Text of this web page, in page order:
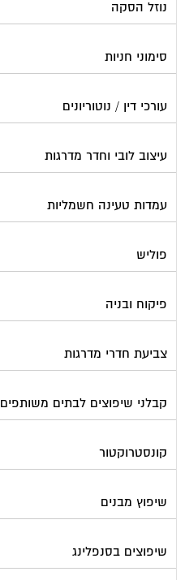
נוזל הסקה
סימוני חניות
עורכי דין / נוטוריונים
עיצוב לובי וחדר מדרגות
עמדות טעינה חשמליות
פוליש
פיקוח ובניה
צביעת חדרי מדרגות
קבלני שיפוצים לבתים משותפים
קונסטרוקטור
שיפוץ מבנים
שיפוצים בסנפלינג